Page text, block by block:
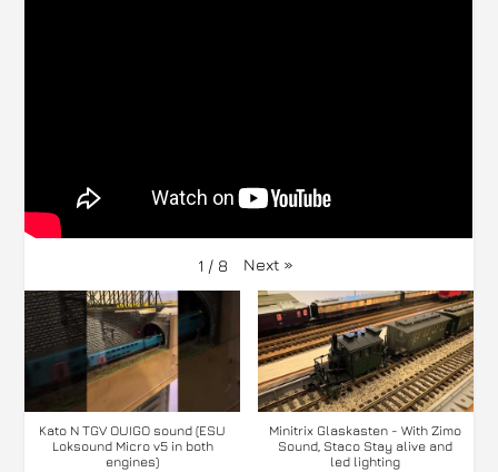
1 / 8 Next »
Kato N TGV OUIGO sound (ESU
Loksound Micro v5 in both
engines)
Minitrix Glaskasten - With Zimo
Sound, Staco Stay alive and
led lighting